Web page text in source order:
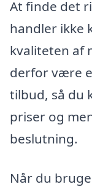
At finde det
handler ikke
kvaliteten af
derfor være
tilbud, så du
priser og
beslutning.
Når du